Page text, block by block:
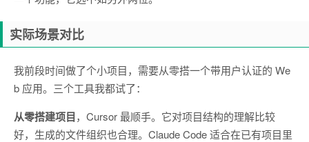
实际场景对比
我前段时间做了个小项目，需要从零搭一个带用户认证的 We
b 应用。三个工具我都试了：
从零搭建项目，Cursor 最顺手。它对项目结构的理解比较
好，生成的文件组织也合理。Claude Code 适合在已有项目里